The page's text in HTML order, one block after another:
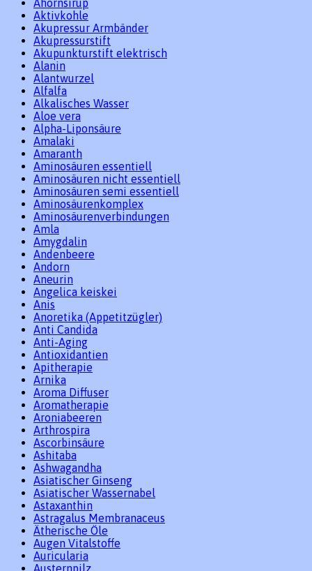
Ahornsirup
Aktivkohle
Akupressur Armbänder
Akupressurstift
Akupunkturstift elektrisch
Alanin
Alantwurzel
Alfalfa
Alkalisches Wasser
Aloe vera
Alpha-Liponsäure
Amalaki
Amaranth
Aminosäuren essentiell
Aminosäuren nicht essentiell
Aminosäuren semi essentiell
Aminosäurenkomplex
Aminosäurenverbindungen
Amla
Amygdalin
Andenbeere
Andorn
Aneurin
Angelica keiskei
Anis
Anoretika (Appetitzügler)
Anti Candida
Anti-Aging
Antioxidantien
Apitherapie
Arnika
Aroma Diffuser
Aromatherapie
Aroniabeeren
Arthrospira
Ascorbinsäure
Ashitaba
Ashwagandha
Asiatischer Ginseng
Asiatischer Wassernabel
Astaxanthin
Astragalus Membranaceus
Ätherische Öle
Augen Vitalstoffe
Auricularia
Austernpilz